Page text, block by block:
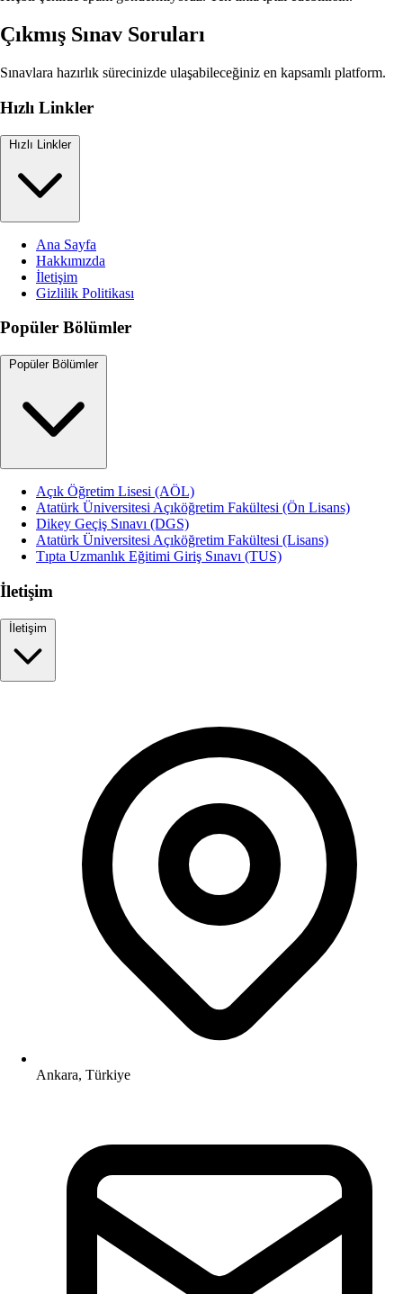
Çıkmış Sınav Soruları
Sınavlara hazırlık sürecinizde ulaşabileceğiniz en kapsamlı platform.
Hızlı Linkler
Hızlı Linkler
Ana Sayfa
Hakkımızda
İletişim
Gizlilik Politikası
Popüler Bölümler
Popüler Bölümler
Açık Öğretim Lisesi (AÖL)
Atatürk Üniversitesi Açıköğretim Fakültesi (Ön Lisans)
Dikey Geçiş Sınavı (DGS)
Atatürk Üniversitesi Açıköğretim Fakültesi (Lisans)
Tıpta Uzmanlık Eğitimi Giriş Sınavı (TUS)
İletişim
İletişim
Ankara, Türkiye